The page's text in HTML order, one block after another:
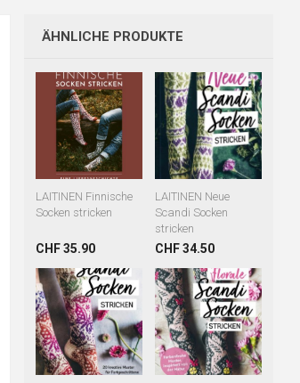
ÄHNLICHE PRODUKTE
LAITINEN Finnische
Socken stricken
CHF 35.90
LAITINEN Neue
Scandi Socken
stricken
CHF 34.50